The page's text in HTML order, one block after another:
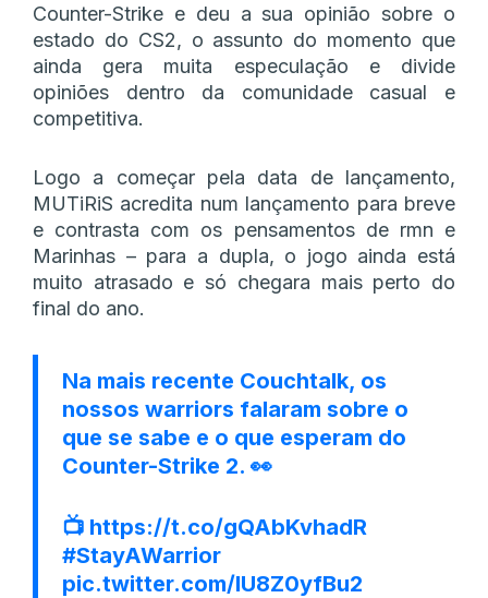
Counter-Strike e deu a sua opinião sobre o
estado do CS2, o assunto do momento que
ainda gera muita especulação e divide
opiniões dentro da comunidade casual e
competitiva.
Logo a começar pela data de lançamento,
MUTiRiS acredita num lançamento para breve
e contrasta com os pensamentos de rmn e
Marinhas – para a dupla, o jogo ainda está
muito atrasado e só chegara mais perto do
final do ano.
Na mais recente Couchtalk, os
nossos warriors falaram sobre o
que se sabe e o que esperam do
Counter-Strike 2. 👀
📺 https://t.co/gQAbKvhadR
#StayAWarrior
pic.twitter.com/IU8Z0yfBu2